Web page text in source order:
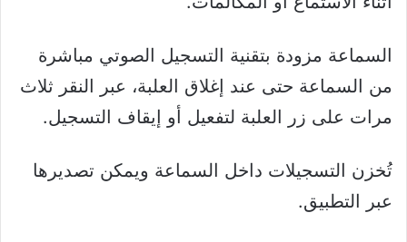
السماعة مزودة بتقنية التسجيل الصوتي مباشرة
من السماعة حتى عند إغلاق العلبة، عبر النقر ثلاث
مرات على زر العلبة لتفعيل أو إيقاف التسجيل.
تُخزن التسجيلات داخل السماعة ويمكن تصديرها
عبر التطبيق.